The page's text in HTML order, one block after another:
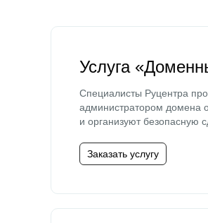
Услуга
Специалисты Руцентра
администратором домена
и организуют безопасную
Заказать услугу